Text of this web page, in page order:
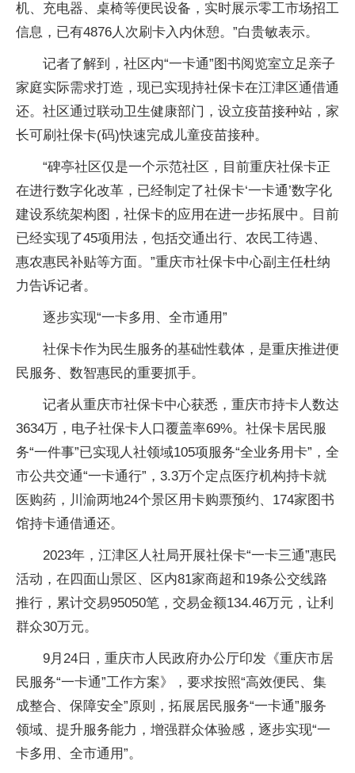
机、充电器、桌椅等便民设备，实时展示零工市场招工
信息，已有4876人次刷卡入内休憩。”白贵敏表示。
记者了解到，社区内“一卡通”图书阅览室立足亲子
家庭实际需求打造，现已实现持社保卡在江津区通借通
还。社区通过联动卫生健康部门，设立疫苗接种站，家
长可刷社保卡(码)快速完成儿童疫苗接种。
“碑亭社区仅是一个示范社区，目前重庆社保卡正
在进行数字化改革，已经制定了社保卡‘一卡通’数字化
建设系统架构图，社保卡的应用在进一步拓展中。目前
已经实现了45项用法，包括交通出行、农民工待遇、
惠农惠民补贴等方面。”重庆市社保卡中心副主任杜纳
力告诉记者。
逐步实现“一卡多用、全市通用”
社保卡作为民生服务的基础性载体，是重庆推进便
民服务、数智惠民的重要抓手。
记者从重庆市社保卡中心获悉，重庆市持卡人数达
3634万，电子社保卡人口覆盖率69%。社保卡居民服
务“一件事”已实现人社领域105项服务“全业务用卡”，全
市公共交通“一卡通行”，3.3万个定点医疗机构持卡就
医购药，川渝两地24个景区用卡购票预约、174家图书
馆持卡通借通还。
2023年，江津区人社局开展社保卡“一卡三通”惠民
活动，在四面山景区、区内81家商超和19条公交线路
推行，累计交易95050笔，交易金额134.46万元，让利
群众30万元。
9月24日，重庆市人民政府办公厅印发《重庆市居
民服务“一卡通”工作方案》，要求按照“高效便民、集
成整合、保障安全”原则，拓展居民服务“一卡通”服务
领域、提升服务能力，增强群众体验感，逐步实现“一
卡多用、全市通用”。